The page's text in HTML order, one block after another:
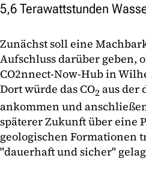
5,6 Terawattstunden
Zunächst soll eine
Aufschluss darüber geben,
CO2nnect-Now-Hub in
Dort würde das CO2aus der
ankommen und
späterer Zukunft über eine
geologischen Formationen
"dauerhaft und sicher"